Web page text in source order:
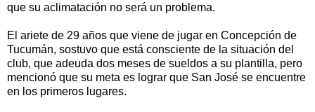
que su aclimatación no será un problema.
El ariete de 29 años que viene de jugar en Concepción de
Tucumán, sostuvo que está consciente de la situación del
club, que adeuda dos meses de sueldos a su plantilla, pero
mencionó que su meta es lograr que San José se encuentre
en los primeros lugares.